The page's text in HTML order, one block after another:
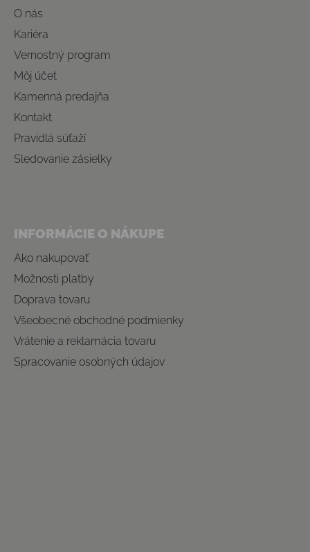
O nás
Kariéra
Vernostný program
Môj účet
Kamenná predajňa
Kontakt
Pravidlá súťaží
Sledovanie zásielky
INFORMÁCIE O NÁKUPE
Ako nakupovať
Možnosti platby
Doprava tovaru
Všeobecné obchodné podmienky
Vrátenie a reklamácia tovaru
Spracovanie osobných údajov